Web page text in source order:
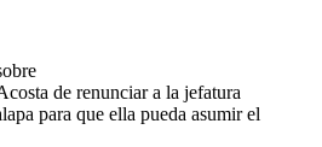
de renunciar a la jefatura
para que ella pueda asumir el